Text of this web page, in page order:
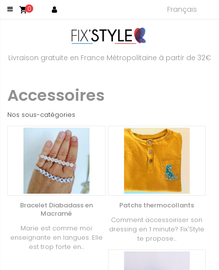
shopping_cart0 Français
Livraison gratuite en France Métropolitaine à partir de 32€
Accessoires
Nos sous-catégories
Bracelet Diabadass en
Macramé
Marie est comme moi
enseignante en langues. Elle
est trop forte en...
Patchs thermocollants
Comment accessoiriser son
dressing en 1 minute? Fix'Style
te propose...